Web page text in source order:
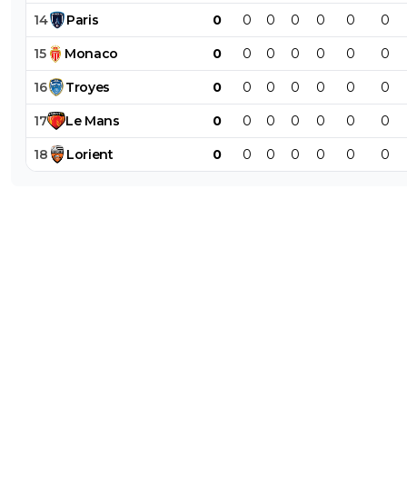
14 Paris 0 0 0 0 0 0 0
15 Monaco 0 0 0 0 0 0 0
16 Troyes 0 0 0 0 0 0 0
17 Le Mans 0 0 0 0 0 0 0
18 Lorient 0 0 0 0 0 0 0